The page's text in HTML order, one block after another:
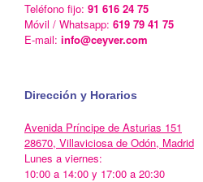
Teléfono fijo: 91 616 24 75
Móvil / Whatsapp: 619 79 41 75
E-mail: info@ceyver.com
Dirección y Horarios
Avenida Príncipe de Asturias 151
28670, Villaviciosa de Odón, Madrid
Lunes a viernes:
10:00 a 14:00 y 17:00 a 20:30